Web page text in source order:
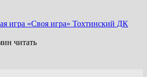
игра «Своя игра» Тохтинский ДК
читать